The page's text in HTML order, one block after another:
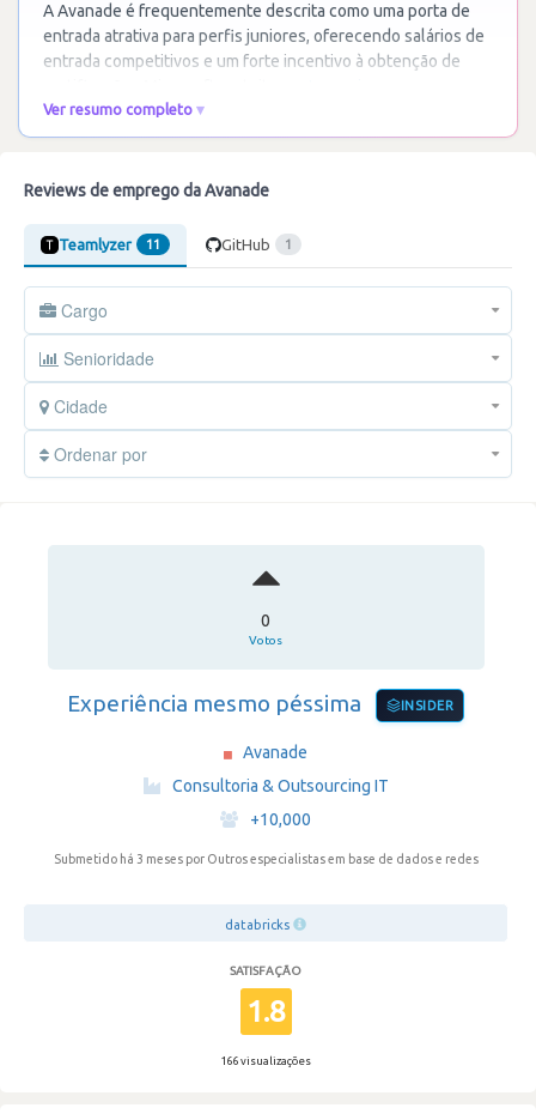
A Avanade é frequentemente descrita como uma porta de
entrada atrativa para perfis juniores, oferecendo salários de
entrada competitivos e um forte incentivo à obtenção de
Ver resumo completo
Reviews de emprego da Avanade
Teamlyzer 11 GitHub 1
Cargo
Senioridade
Cidade
Ordenar por
0
Votos
Experiência mesmo péssima INSIDER
Avanade
·
Consultoria & Outsourcing IT
·
+10,000
Submetido há 3 meses por Outros especialistas em base de dados e redes
databricks
SATISFAÇÃO
1.8
166 visualizações